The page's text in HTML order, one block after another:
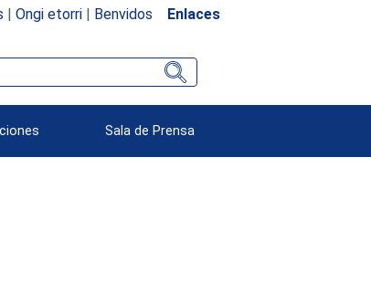
| Ongi etorri| Benvidos Enlaces
Sala de Prensa